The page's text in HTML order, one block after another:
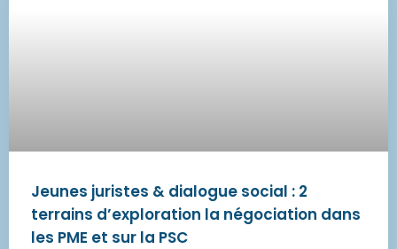
Jeunes juristes & dialogue social : 2
terrains d’exploration la négociation dans
les PME et sur la PSC